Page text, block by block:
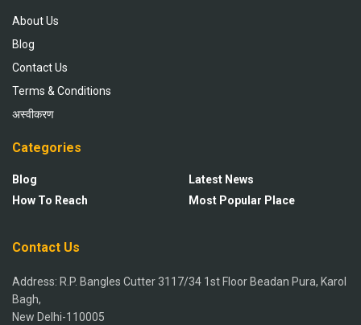
About Us
Blog
Contact Us
Terms & Conditions
अस्वीकरण
Categories
Blog
How To Reach
Latest News
Most Popular Place
Contact Us
Address: R.P. Bangles Cutter 3117/34 1st Floor Beadan Pura, Karol
Bagh,
New Delhi-110005